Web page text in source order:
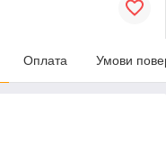
Оплата Умови